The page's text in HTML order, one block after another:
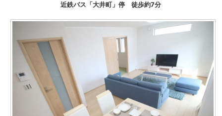
近鉄バス「大井町」停 徒歩約7分